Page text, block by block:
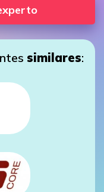
similares: